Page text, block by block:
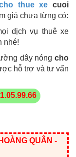
thue xe cuoi
giá chưa từng có:
dịch vụ thuê xe
nhé!
dây nóng cho
hỗ trợ và tư vấn
QUÂN -